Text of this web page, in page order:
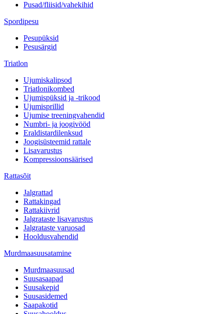
Pusad/fliisid/vahekihid
Spordipesu
Pesupüksid
Pesusärgid
Triatlon
Ujumiskalipsod
Triatlonikombed
Ujumispüksid ja -trikood
Ujumisprillid
Ujumise treeningvahendid
Numbri- ja joogivööd
Eraldistardilenksud
Joogisüsteemid rattale
Lisavarustus
Kompressioonsäärised
Rattasõit
Jalgrattad
Rattakingad
Rattakiivrid
Jalgrataste lisavarustus
Jalgrataste varuosad
Hooldusvahendid
Murdmaasuusatamine
Murdmaasuusad
Suusasaapad
Suusakepid
Suusasidemed
Saapakotid